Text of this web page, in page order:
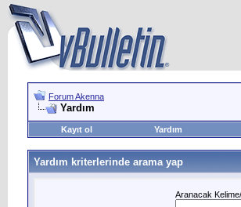
Forum Akenna
Yardım
Kayıt ol Yardım
Yardım kriterlerinde arama yap
Aranacak